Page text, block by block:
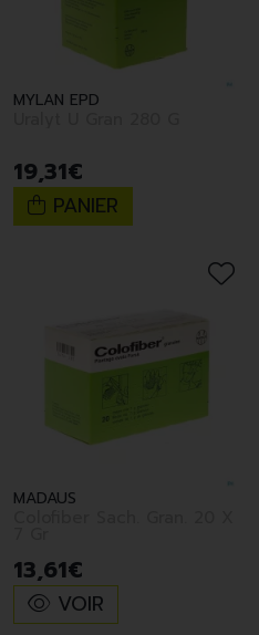
MYLAN EPD
19,31€
PANIER
MADAUS
13,61€
VOIR